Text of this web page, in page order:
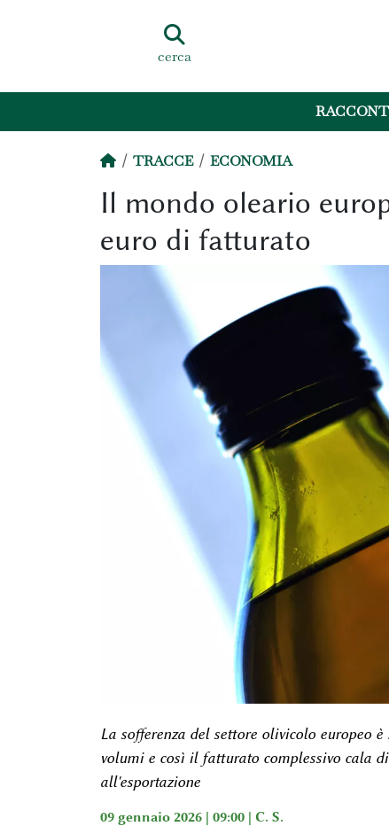
cerca
TRACCE ECONOMIA
Il mondo oleario
euro di fatturato
La sofferenza del settore olivicolo europeo
volumi e così il fatturato complessivo cala
all'esportazione
09 gennaio 2026 | 09:00 | C. S.